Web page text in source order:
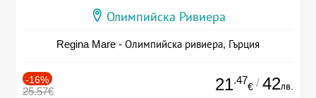
Олимпийска Ривиера
Regina Mare - Олимпийска ривиера, Гърция
-16%
25.57€ 21.47
€ / 42лв.